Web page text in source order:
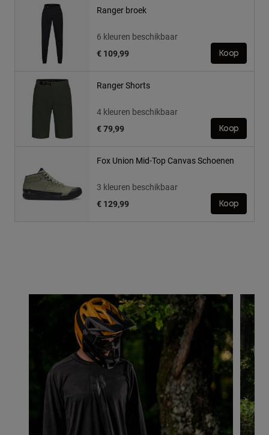
Ranger broek
6 kleuren beschikbaar
€ 109,99
Koop
Ranger Shorts
4 kleuren beschikbaar
€ 79,99
Koop
Fox Union Mid-Top Canvas Schoenen
3 kleuren beschikbaar
€ 129,99
Koop